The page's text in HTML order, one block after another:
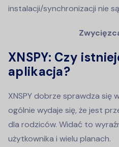
instalacji/synchronizacji nie
XNSPY: Czy
aplikacja?
XNSPY dobrze sprawdza się
ogólnie wydaje się, że jest
dla rodziców. Widać to
użytkownika i wielu planach.